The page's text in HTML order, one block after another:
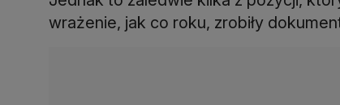
wrażenie, jak co roku, zrobiły